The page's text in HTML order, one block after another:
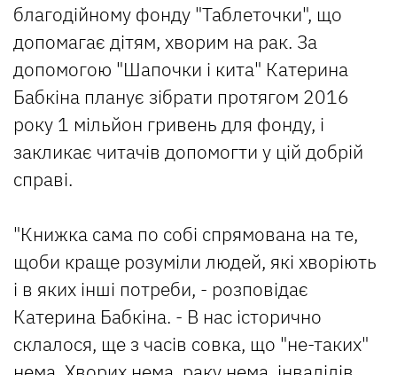
благодійному фонду "Таблеточки", що
допомагає дітям, хворим на рак. За
допомогою "Шапочки і кита" Катерина
Бабкіна планує зібрати протягом 2016
року 1 мільйон гривень для фонду, і
закликає читачів допомогти у цій добрій
справі.
"Книжка сама по собі спрямована на те,
щоби краще розуміли людей, які хворіють
і в яких інші потреби, - розповідає
Катерина Бабкіна. - В нас історично
склалося, ще з часів совка, що "не-таких"